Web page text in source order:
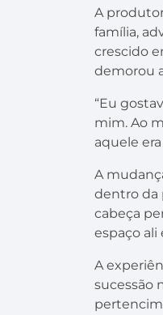
A
família,
crescido
demorou
“Eu
mim. Ao
aquele
A
dentro da
cabeça
espaço ali
A
sucessão